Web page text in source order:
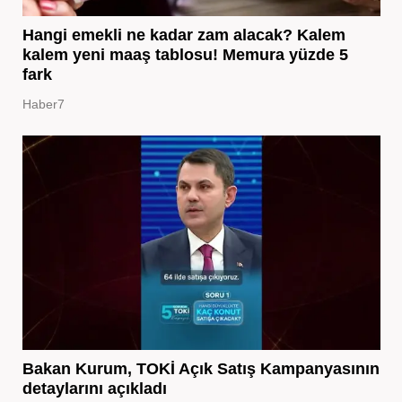
Hangi emekli ne kadar zam alacak? Kalem
kalem yeni maaş tablosu! Memura yüzde 5
fark
Haber7
Bakan Kurum, TOKİ Açık Satış Kampanyasının
detaylarını açıkladı